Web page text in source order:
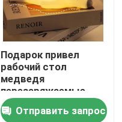
Подарок привел
рабочий стол
медведя
перезаряжаемые
силикона света ночи
спать детей мягкий
Отправить запрос